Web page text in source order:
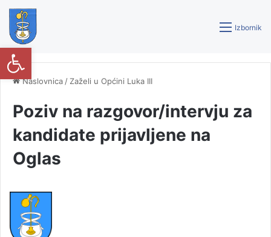
Izbornik
Naslovnica / Zaželi u Općini Luka III
Poziv na razgovor/intervju za
kandidate prijavljene na
Oglas
Open toolbar